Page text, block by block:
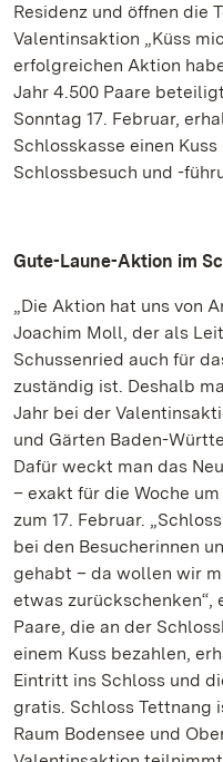
Residenz und öffnen die
Valentinsaktion „Küss
erfolgreichen Aktion
Jahr 4.500 Paare
Sonntag 17. Februar,
Schlosskasse einen
Schlossbesuch und -
Gute-Laune-Aktion im
„Die Aktion hat uns von
Joachim Moll, der als
Schussenried auch für
zuständig ist. Deshalb
Jahr bei der
und Gärten Baden-
Dafür weckt man das
– exakt für die Woche
zum 17. Februar.
bei den Besucherinnen
gehabt – da wollen wir
etwas
Paare, die an der
einem Kuss bezahlen,
Eintritt ins Schloss und
gratis. Schloss Tettnang
Raum Bodensee und